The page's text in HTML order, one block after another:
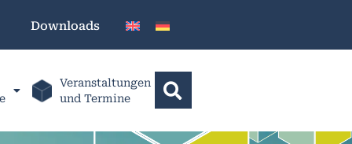
Downloads
Veranstaltungen
und Termine